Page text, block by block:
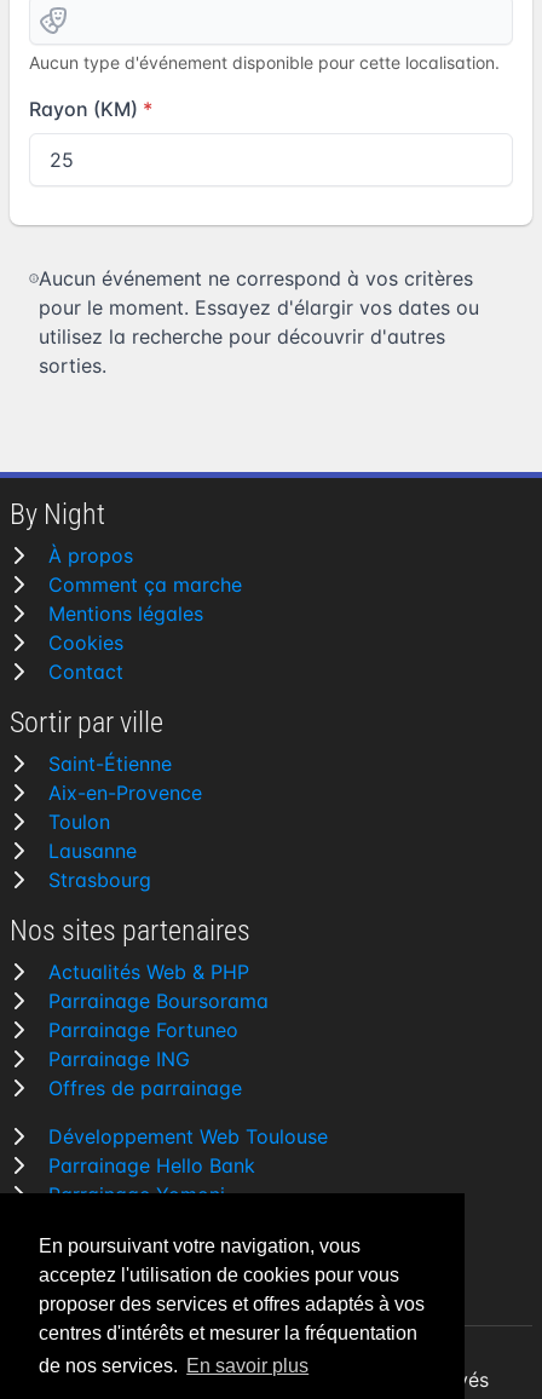
En poursuivant votre navigation, vous
acceptez l'utilisation de cookies pour vous
proposer des services et offres adaptés à vos
centres d'intérêts et mesurer la fréquentation
de nos services. En savoir plus
Aucun type d'événement disponible pour cette localisation.
Rayon (KM)
Aucun événement ne correspond à vos critères
pour le moment. Essayez d'élargir vos dates ou
utilisez la recherche pour découvrir d'autres
sorties.
By Night
À propos
Comment ça marche
Mentions légales
Cookies
Contact
Sortir par ville
Saint-Étienne
Aix-en-Provence
Toulon
Lausanne
Strasbourg
Nos sites partenaires
Actualités Web & PHP
Parrainage Boursorama
Parrainage Fortuneo
Parrainage ING
Offres de parrainage
Développement Web Toulouse
Parrainage Hello Bank
Parrainage Yomoni
Comparatif banque
By Night v5.7.3| © 2026 - Tous droits réservés